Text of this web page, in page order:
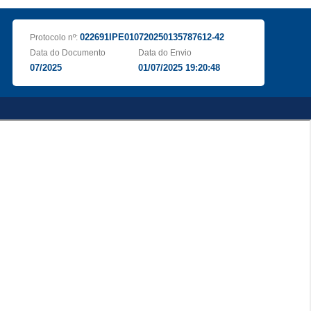
Protocolo nº: 022691IPE010720250135787612-42
Data do Documento
07/2025
Data do Envio
01/07/2025 19:20:48